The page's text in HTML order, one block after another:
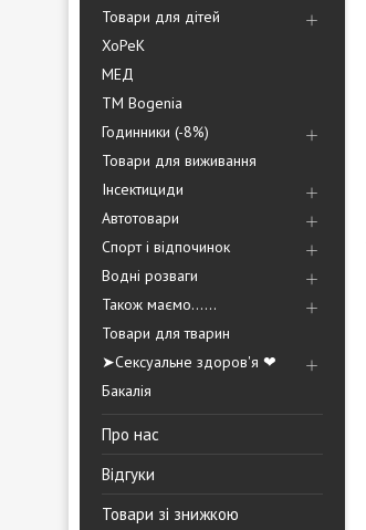
Товари для дітей
ХоРеК
МЕД
ТМ Bogenia
Годинники (-8%)
Товари для виживання
Інсектициди
Автотовари
Спорт і відпочинок
Водні розваги
Також маємо......
Товари для тварин
➤Сексуальне здоров'я ❤
Бакалія
Про нас
Відгуки
Товари зі знижкою